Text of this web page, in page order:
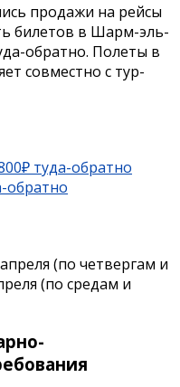
продажи на рейсы
билетов в Шарм-эль-
обратно. Полеты в
совместно с тур-
туда-обратно
обратно
(по четвергам и
(по средам и